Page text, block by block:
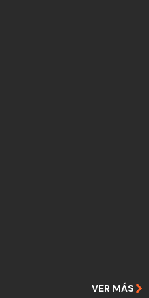
VER MÁS